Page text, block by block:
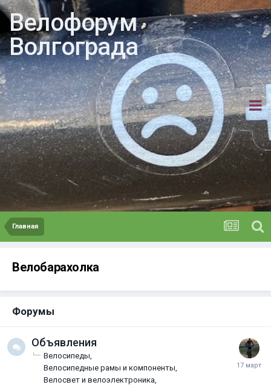
Велофорум
Волгограда
Главная
Велобарахолка
Форумы
Oбъявлeния
Велосипеды
Велосипедные рамы и компоненты
Велосвет и велоэлектроника